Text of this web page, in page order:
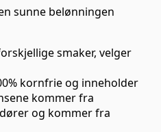
sunne belønningen
smaker, velger
kornfrie og inneholder
kommer fra
og kommer fra